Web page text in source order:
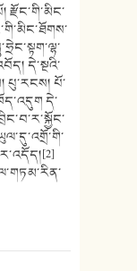
རྫོང་གི་མིང་
དེ་སྔའི་
པུ་རངས། པོ་
དེ་